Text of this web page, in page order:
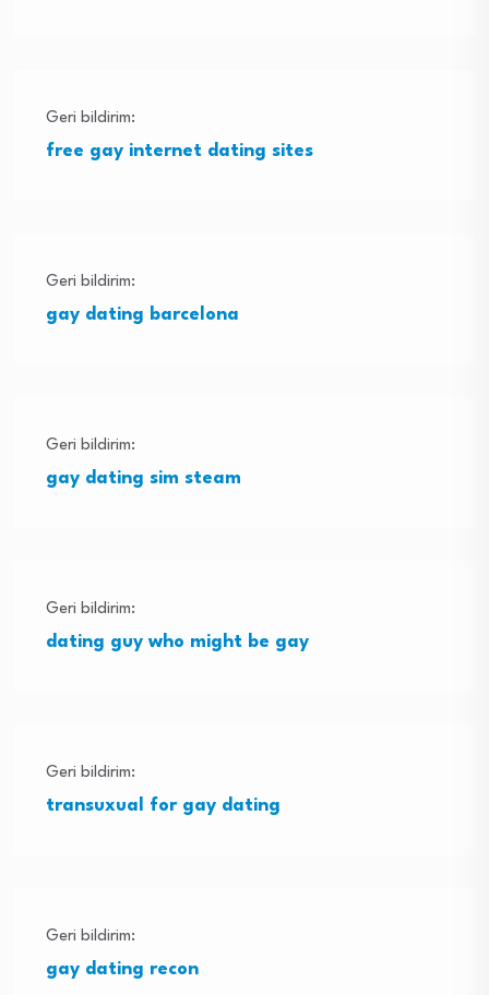
Geri bildirim:
free gay internet dating sites
Geri bildirim:
gay dating barcelona
Geri bildirim:
gay dating sim steam
Geri bildirim:
dating guy who might be gay
Geri bildirim:
transuxual for gay dating
Geri bildirim:
gay dating recon